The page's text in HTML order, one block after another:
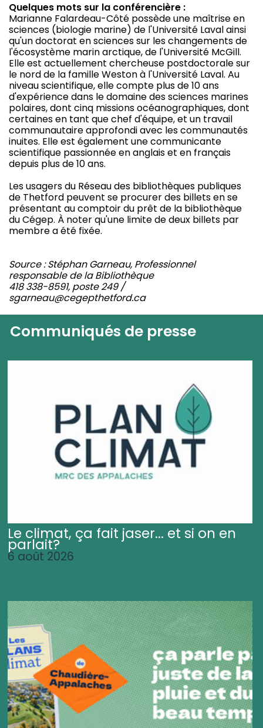
Quelques mots sur la conférencière :
Marianne Falardeau-Côté possède une maîtrise en
sciences (biologie marine) de l'Université Laval ainsi
qu'un doctorat en sciences sur les changements de
l'écosystème marin arctique, de l'Université McGill.
Elle est actuellement chercheuse postdoctorale sur
le nord de la famille Weston à l'Université Laval. Au
niveau scientifique, elle compte plus de 10 ans
d'expérience dans le domaine des sciences marines
polaires, dont cinq missions océanographiques, dont
certaines en tant que chef d'équipe, et un travail
communautaire approfondi avec les communautés
inuites. Elle est également une communicante
scientifique passionnée en anglais et en français
depuis plus de 10 ans.
Les usagers du Réseau des bibliothèques publiques
de Thetford peuvent se procurer des billets en se
présentant au comptoir du prêt de la bibliothèque
du Cégep. À noter qu'une limite de deux billets par
membre a été fixée.
Source : Stéphan Garneau, Professionnel
responsable de la Bibliothèque
418 338-8591, poste 249 /
sgarneau@cegepthetford.ca
Communiqués de presse
Le climat, ça fait jaser... et si on en
parlait?
6 août 2026